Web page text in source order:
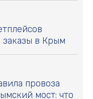
заказы в Крым
провоза
мост: что